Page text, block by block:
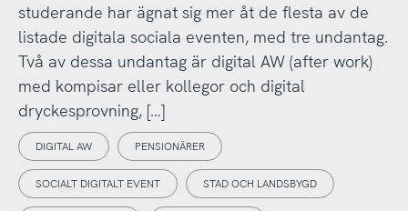
studerande har ägnat sig mer åt de flesta av de
listade digitala sociala eventen, med tre undantag.
Två av dessa undantag är digital AW (after work)
med kompisar eller kollegor och digital
dryckesprovning, […]
DIGITAL AW PENSIONÄRER
SOCIALT DIGITALT EVENT STAD OCH LANDSBYGD